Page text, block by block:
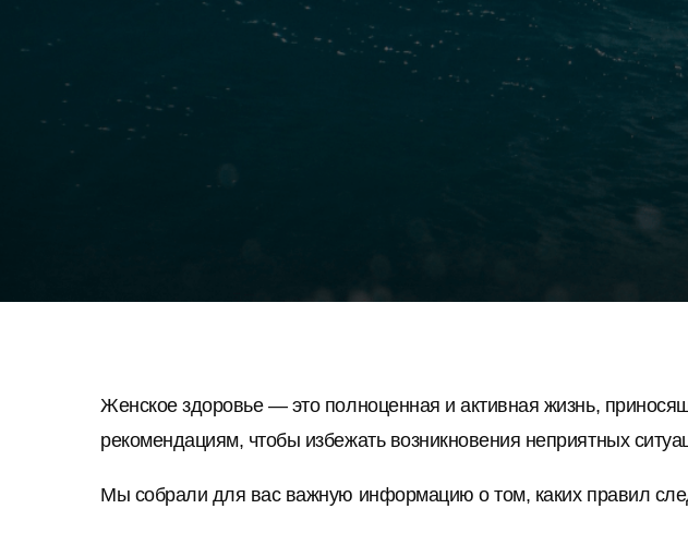
Женское здоровье — это полноценная и активная жизнь,
рекомендациям, чтобы избежать возникновения неприятных
Мы собрали для вас важную информацию о том, каких правил